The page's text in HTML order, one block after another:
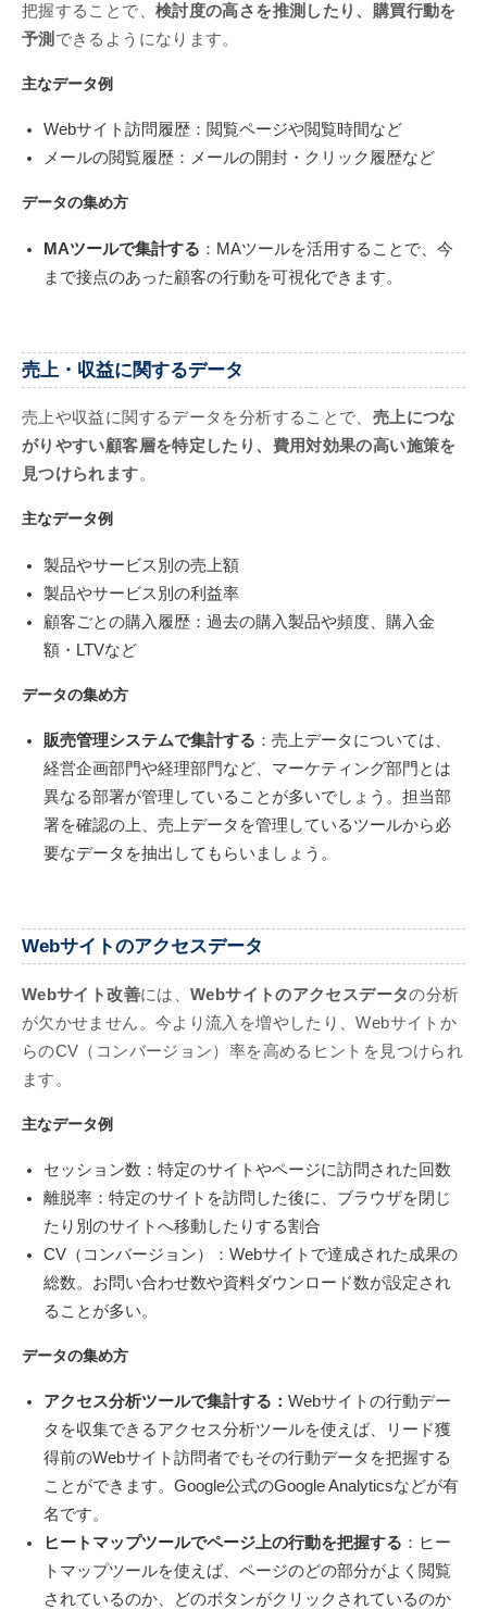
把握することで、 検討度の高さを推測したり、購買行動を
予測 できるようになります。
主なデータ例
Webサイト訪問履歴：閲覧ページや閲覧時間など
メールの閲覧履歴：メールの開封・クリック履歴など
データの集め方
MAツールで集計する ：MAツールを活用することで、今
まで接点のあった顧客の行動を可視化できます。
売上・収益に関するデータ
売上や収益に関するデータを分析することで、 売上につな
がりやすい顧客層を特定したり、費用対効果の高い施策を
見つけられます。
主なデータ例
製品やサービス別の売上額
製品やサービス別の利益率
顧客ごとの購入履歴：過去の購入製品や頻度、購入金
額・LTVなど
データの集め方
販売管理システムで集計する ：売上データについては、
経営企画部門や経理部門など、マーケティング部門とは
異なる部署が管理していることが多いでしょう。担当部
署を確認の上、売上データを管理しているツールから必
要なデータを抽出してもらいましょう。
Webサイトのアクセスデータ
Webサイト改善には、Webサイトのアクセスデータの分析
が欠かせません。今より流入を増やしたり、Webサイトか
らのCV（コンバージョン）率を高めるヒントを見つけられ
ます。
主なデータ例
セッション数：特定のサイトやページに訪問された回数
離脱率：特定のサイトを訪問した後に、ブラウザを閉じ
たり別のサイトへ移動したりする割合
CV（コンバージョン）：Webサイトで達成された成果の
総数。お問い合わせ数や資料ダウンロード数が設定され
ることが多い。
データの集め方
アクセス分析ツールで集計する： Webサイトの行動デー
タを収集できるアクセス分析ツールを使えば、リード獲
得前のWebサイト訪問者でもその行動データを把握する
ことができます。Google公式のGoogle Analyticsなどが有
名です。
ヒートマップツールでページ上の行動を把握する ：ヒー
トマップツールを使えば、ページのどの部分がよく閲覧
されているのか、どのボタンがクリックされているのか